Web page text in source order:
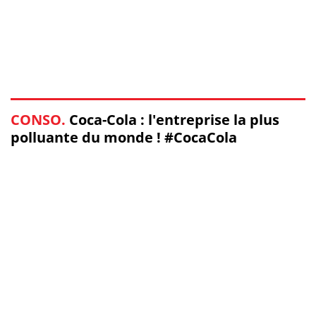
CONSO. Coca-Cola : l'entreprise la plus
polluante du monde ! #CocaCola